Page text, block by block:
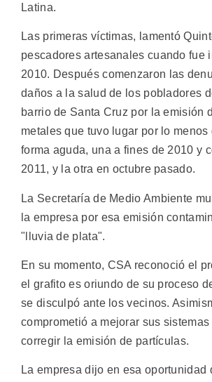
Latina.
Las primeras víctimas, lamentó
pescadores artesanales cuando fue
2010. Después comenzaron las
daños a la salud de los pobladores
barrio de Santa Cruz por la emisión
metales que tuvo lugar por lo menos
forma aguda, una a fines de 2010 y
2011, y la otra en octubre pasado.
La Secretaría de Medio Ambiente
la empresa por esa emisión
"lluvia de plata".
En su momento, CSA reconoció el
el grafito es oriundo de su proceso
se disculpó ante los vecinos.
comprometió a mejorar sus
corregir la emisión de partículas.
La empresa dijo en esa oportunidad